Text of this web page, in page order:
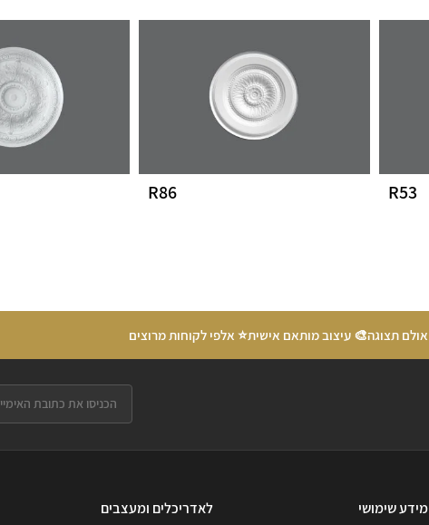
R53
R86
🎨 עיצוב מותאם אישית⭐ אלפי לקוחות מרוצים
מידע שימושי לאדריכלים ומעצבים